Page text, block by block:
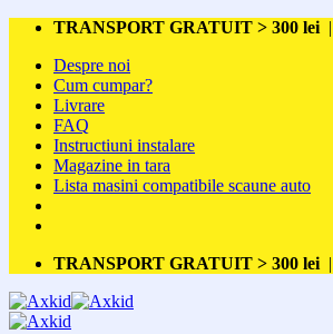
Skip
content
TRANSPORT GRATUIT > 300 lei |
Despre noi
Cum cumpar?
Livrare
FAQ
Instructiuni instalare
Magazine in tara
Lista masini compatibile scaune auto
TRANSPORT GRATUIT > 300 lei |